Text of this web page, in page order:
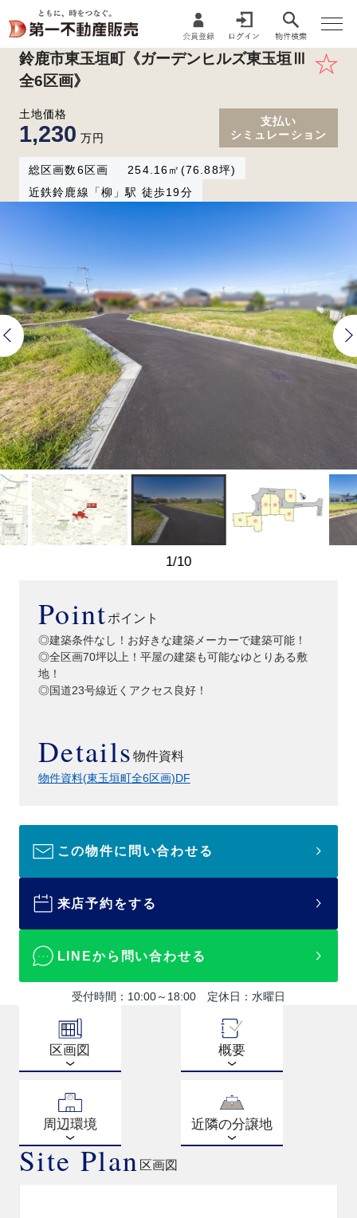
鈴鹿市東玉垣町《ガーデンヒルズ東玉垣Ⅲ
全6区画》
土地価格
1,230 万円
支払い
シミュレーション
総区画数6区画
254.16㎡(76.88坪)
近鉄鈴鹿線「柳」駅 徒歩19分
1/10
Point ポイント
◎建築条件なし！お好きな建築メーカーで建築可能！
◎全区画70坪以上！平屋の建築も可能なゆとりある敷
地！
◎国道23号線近くアクセス良好！
Details 物件資料
物件資料(東玉垣町全6区画)DF
この物件に問い合わせる
来店予約をする
LINEから問い合わせる
受付時間：10:00～18:00 定休日：水曜日
区画図 概要
周辺環境 近隣の分譲地
Site Plan 区画図